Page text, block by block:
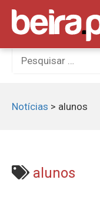
Skip
content
Procurar
por:
Notícias > alunos
alunos